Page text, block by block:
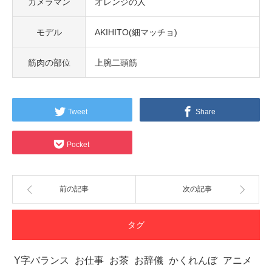
モデル AKIHITO(細マッチョ)
筋肉の部位 上腕二頭筋
Tweet Share
Pocket
前の記事 次の記事
タグ
Y字バランス お仕事 お茶 お辞儀 かくれんぼ アニメ